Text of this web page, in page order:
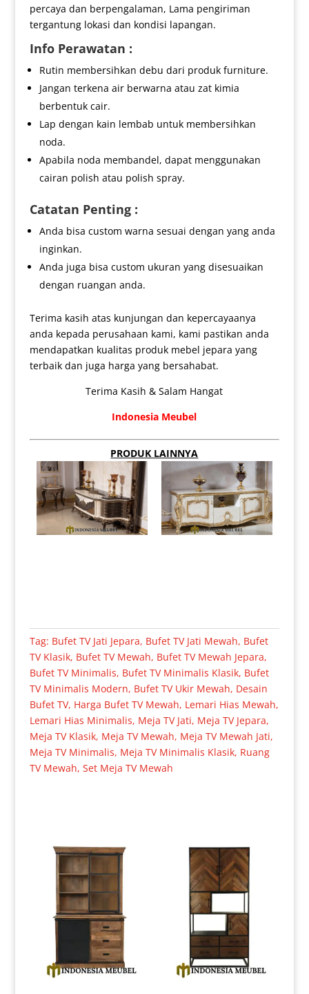
percaya dan berpengalaman, Lama pengiriman
tergantung lokasi dan kondisi lapangan.
Info Perawatan :
Rutin membersihkan debu dari produk furniture.
Jangan terkena air berwarna atau zat kimia
berbentuk cair.
Lap dengan kain lembab untuk membersihkan
noda.
Apabila noda membandel, dapat menggunakan
cairan polish atau polish spray.
Catatan Penting :
Anda bisa custom warna sesuai dengan yang anda
inginkan.
Anda juga bisa custom ukuran yang disesuaikan
dengan ruangan anda.
Terima kasih atas kunjungan dan kepercayaanya
anda kepada perusahaan kami, kami pastikan anda
mendapatkan kualitas produk mebel jepara yang
terbaik dan juga harga yang bersahabat.
Terima Kasih & Salam Hangat
Indonesia Meubel
PRODUK LAINNYA
Tag: Bufet TV Jati Jepara, Bufet TV Jati Mewah, Bufet
TV Klasik, Bufet TV Mewah, Bufet TV Mewah Jepara,
Bufet TV Minimalis, Bufet TV Minimalis Klasik, Bufet
TV Minimalis Modern, Bufet TV Ukir Mewah, Desain
Bufet TV, Harga Bufet TV Mewah, Lemari Hias Mewah,
Lemari Hias Minimalis, Meja TV Jati, Meja TV Jepara,
Meja TV Klasik, Meja TV Mewah, Meja TV Mewah Jati,
Meja TV Minimalis, Meja TV Minimalis Klasik, Ruang
TV Mewah, Set Meja TV Mewah